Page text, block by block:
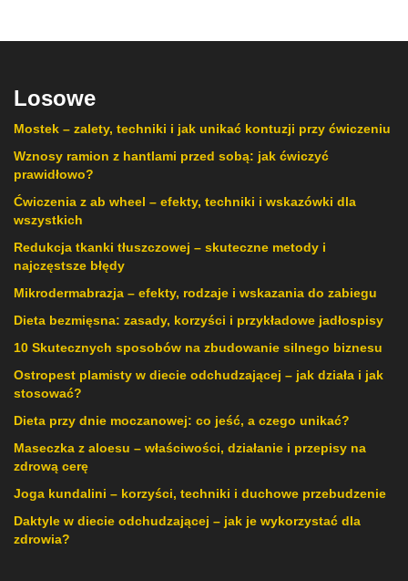
Losowe
Mostek – zalety, techniki i jak unikać kontuzji przy ćwiczeniu
Wznosy ramion z hantlami przed sobą: jak ćwiczyć
prawidłowo?
Ćwiczenia z ab wheel – efekty, techniki i wskazówki dla
wszystkich
Redukcja tkanki tłuszczowej – skuteczne metody i
najczęstsze błędy
Mikrodermabrazja – efekty, rodzaje i wskazania do zabiegu
Dieta bezmięsna: zasady, korzyści i przykładowe jadłospisy
10 Skutecznych sposobów na zbudowanie silnego biznesu
Ostropest plamisty w diecie odchudzającej – jak działa i jak
stosować?
Dieta przy dnie moczanowej: co jeść, a czego unikać?
Maseczka z aloesu – właściwości, działanie i przepisy na
zdrową cerę
Joga kundalini – korzyści, techniki i duchowe przebudzenie
Daktyle w diecie odchudzającej – jak je wykorzystać dla
zdrowia?